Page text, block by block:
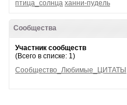
птица_солнца ханни-пудель
Сообщества
Участник сообществ
(Всего в списке: 1)
Сообщество_Любимые_ЦИТАТЫ